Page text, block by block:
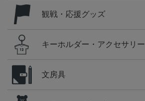
観戦・応援グッズ
キーホルダー・アクセサリー
文房具